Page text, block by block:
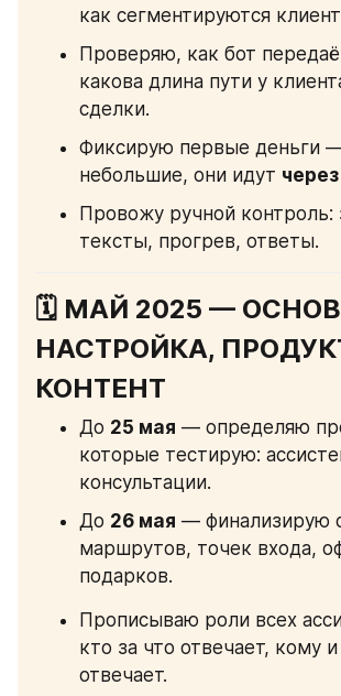
как сегментируются
Проверяю, как бот
какова длина пути у
сделки.
Фиксирую первые деньги
небольшие, они идут
Провожу ручной контроль:
тексты, прогрев, ответы.
🗓 МАЙ 2025 —
НАСТРОЙКА,
КОНТЕНТ
До 25 мая — определяю
которые тестирую:
консультации.
До 26 мая — финализирую
маршрутов, точек входа,
подарков.
Прописываю роли всех
кто за что отвечает, кому и
отвечает.